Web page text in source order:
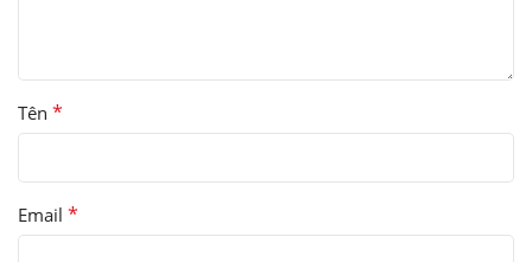
Tên *
Email *